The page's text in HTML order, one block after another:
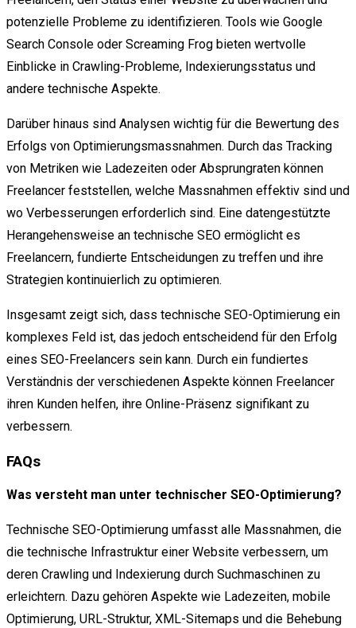
potenzielle Probleme zu identifizieren. Tools wie Google
Search Console oder Screaming Frog bieten wertvolle
Einblicke in Crawling-Probleme, Indexierungsstatus und
andere technische Aspekte.
Darüber hinaus sind Analysen wichtig für die Bewertung des
Erfolgs von Optimierungsmassnahmen. Durch das Tracking
von Metriken wie Ladezeiten oder Absprungraten können
Freelancer feststellen, welche Massnahmen effektiv sind und
wo Verbesserungen erforderlich sind. Eine datengestützte
Herangehensweise an technische SEO ermöglicht es
Freelancern, fundierte Entscheidungen zu treffen und ihre
Strategien kontinuierlich zu optimieren.
Insgesamt zeigt sich, dass technische SEO-Optimierung ein
komplexes Feld ist, das jedoch entscheidend für den Erfolg
eines SEO-Freelancers sein kann. Durch ein fundiertes
Verständnis der verschiedenen Aspekte können Freelancer
ihren Kunden helfen, ihre Online-Präsenz signifikant zu
verbessern.
FAQs
Was versteht man unter technischer SEO-Optimierung?
Technische SEO-Optimierung umfasst alle Massnahmen, die
die technische Infrastruktur einer Website verbessern, um
deren Crawling und Indexierung durch Suchmaschinen zu
erleichtern. Dazu gehören Aspekte wie Ladezeiten, mobile
Optimierung, URL-Struktur, XML-Sitemaps und die Behebung